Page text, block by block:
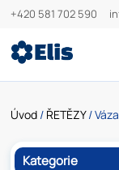
+420 581 702 590
Úvod / ŘETĚZY/
Kategorie